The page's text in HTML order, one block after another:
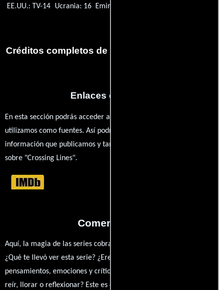
EE.UU.: TV-14 Ucrania: 16 Emiratos Árabes Unidos: 16+
Créditos completos de la serie Crossing Lines
Enlaces externos
En esta sección podrás acceder a los recursos externos que
utilizamos como fuentes. Así podrás chequear toda la
información que publicamos y también ampliar tu conocimiento
sobre "Crossing Lines".
Comentarios
Aquí, la magia de las series cobra vida a través de tus opiniones.
¿Qué te llevó ver esta serie? ¿Eres fan de? Comparte tus
pensamientos, emociones y críticas sobre Crossing Lines. ¿Te hizo
reír, llorar o reflexionar? Este es el lugar para expresarlo. ¡No te